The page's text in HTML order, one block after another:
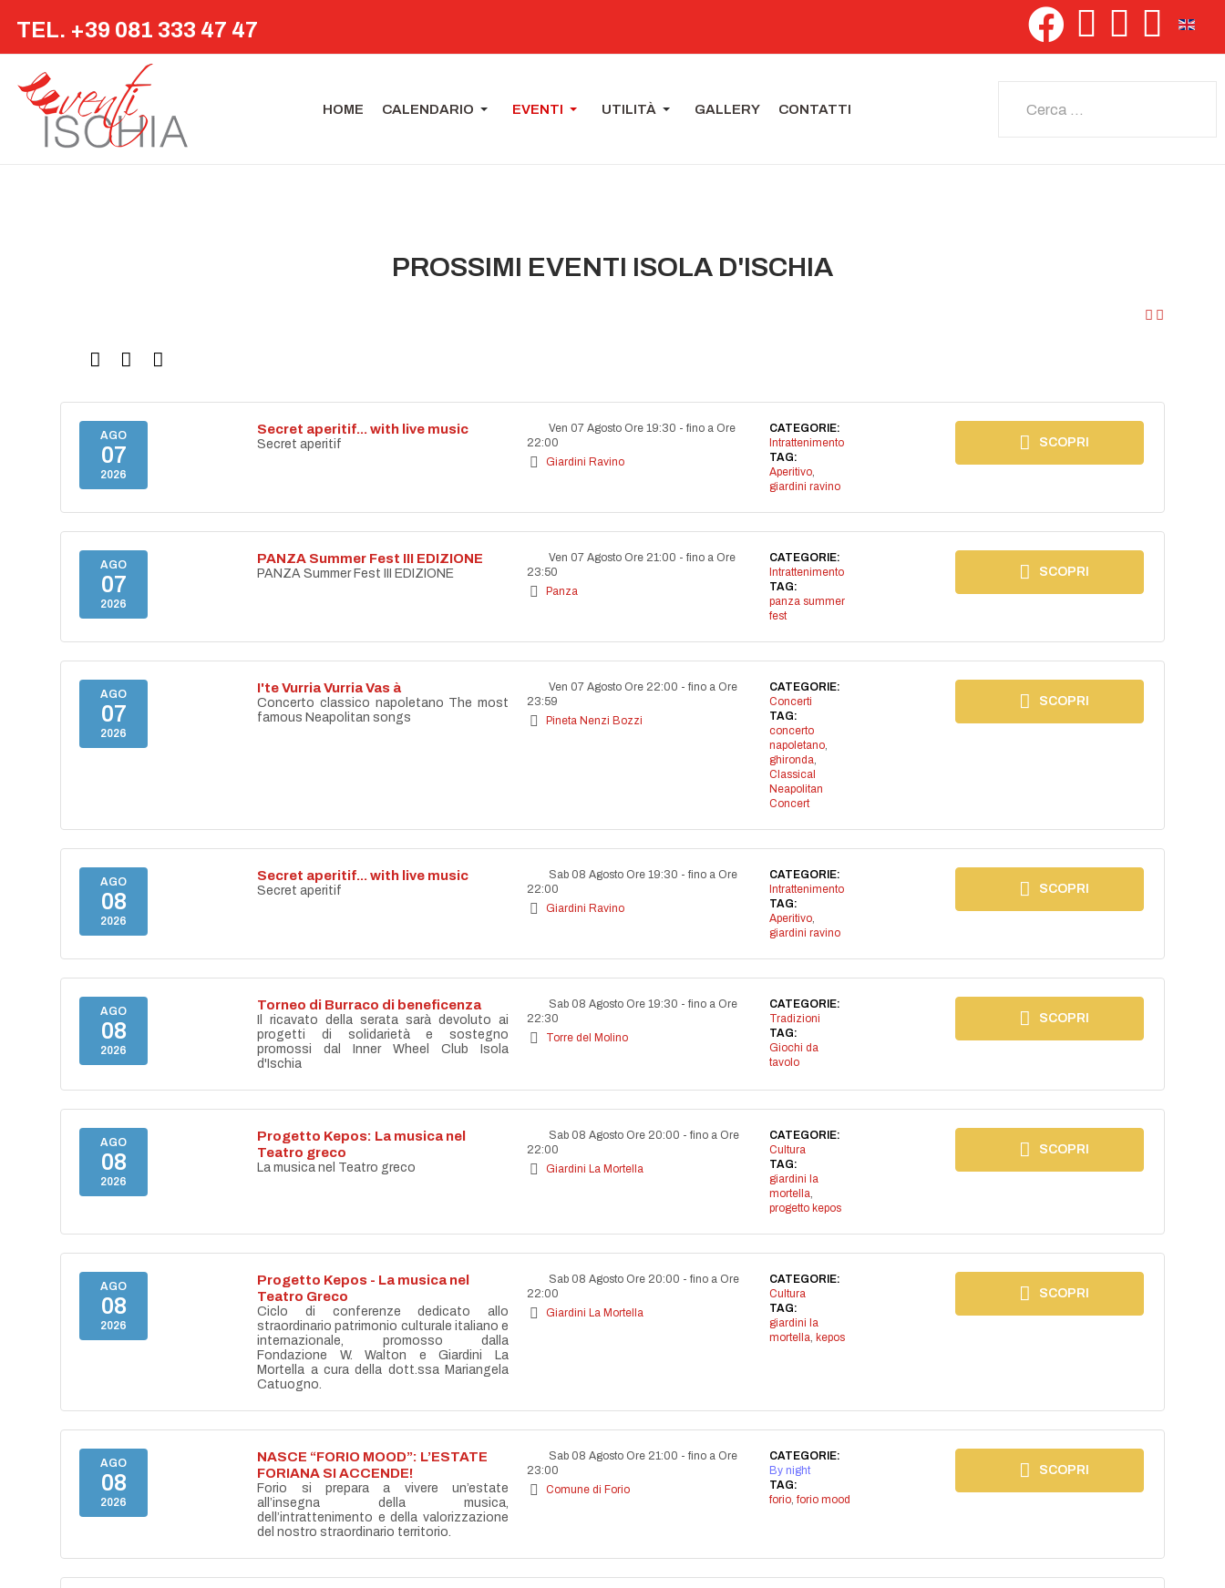
TEL. +39 081 333 47 47
HOME CALENDARIO EVENTI UTILITÀ GALLERY CONTATTI
PROSSIMI EVENTI ISOLA D'ISCHIA
AGO
07
2026
Secret aperitif... with live music
Secret aperitif
Ven 07 Agosto Ore 19:30 - fino a Ore
22:00
Giardini Ravino
CATEGORIE:
Intrattenimento
TAG:
Aperitivo,
giardini ravino
SCOPRI
AGO
07
2026
PANZA Summer Fest III EDIZIONE
PANZA Summer Fest III EDIZIONE
Ven 07 Agosto Ore 21:00 - fino a Ore
23:50
Panza
CATEGORIE:
Intrattenimento
TAG:
panza summer
fest
SCOPRI
AGO
07
2026
I'te Vurria Vurria Vas à
Concerto classico napoletano The most
famous Neapolitan songs
Ven 07 Agosto Ore 22:00 - fino a Ore
23:59
Pineta Nenzi Bozzi
CATEGORIE:
Concerti
TAG:
concerto
napoletano,
ghironda,
Classical
Neapolitan
Concert
SCOPRI
AGO
08
2026
Secret aperitif... with live music
Secret aperitif
Sab 08 Agosto Ore 19:30 - fino a Ore
22:00
Giardini Ravino
CATEGORIE:
Intrattenimento
TAG:
Aperitivo,
giardini ravino
SCOPRI
AGO
08
2026
Torneo di Burraco di beneficenza
Il ricavato della serata sarà devoluto ai
progetti di solidarietà e sostegno
promossi dal Inner Wheel Club Isola
d'Ischia
Sab 08 Agosto Ore 19:30 - fino a Ore
22:30
Torre del Molino
CATEGORIE:
Tradizioni
TAG:
Giochi da
tavolo
SCOPRI
AGO
08
2026
Progetto Kepos: La musica nel
Teatro greco
La musica nel Teatro greco
Sab 08 Agosto Ore 20:00 - fino a Ore
22:00
Giardini La Mortella
CATEGORIE:
Cultura
TAG:
giardini la
mortella,
progetto kepos
SCOPRI
AGO
08
2026
Progetto Kepos - La musica nel
Teatro Greco
Ciclo di conferenze dedicato allo
straordinario patrimonio culturale italiano e
internazionale, promosso dalla
Fondazione W. Walton e Giardini La
Mortella a cura della dott.ssa Mariangela
Catuogno.
Sab 08 Agosto Ore 20:00 - fino a Ore
22:00
Giardini La Mortella
CATEGORIE:
Cultura
TAG:
giardini la
mortella, kepos
SCOPRI
AGO
08
2026
NASCE “FORIO MOOD”: L’ESTATE
FORIANA SI ACCENDE!
Forio si prepara a vivere un’estate
all’insegna della musica,
dell’intrattenimento e della valorizzazione
del nostro straordinario territorio.
Sab 08 Agosto Ore 21:00 - fino a Ore
23:00
Comune di Forio
CATEGORIE:
By night
TAG:
forio, forio mood
SCOPRI